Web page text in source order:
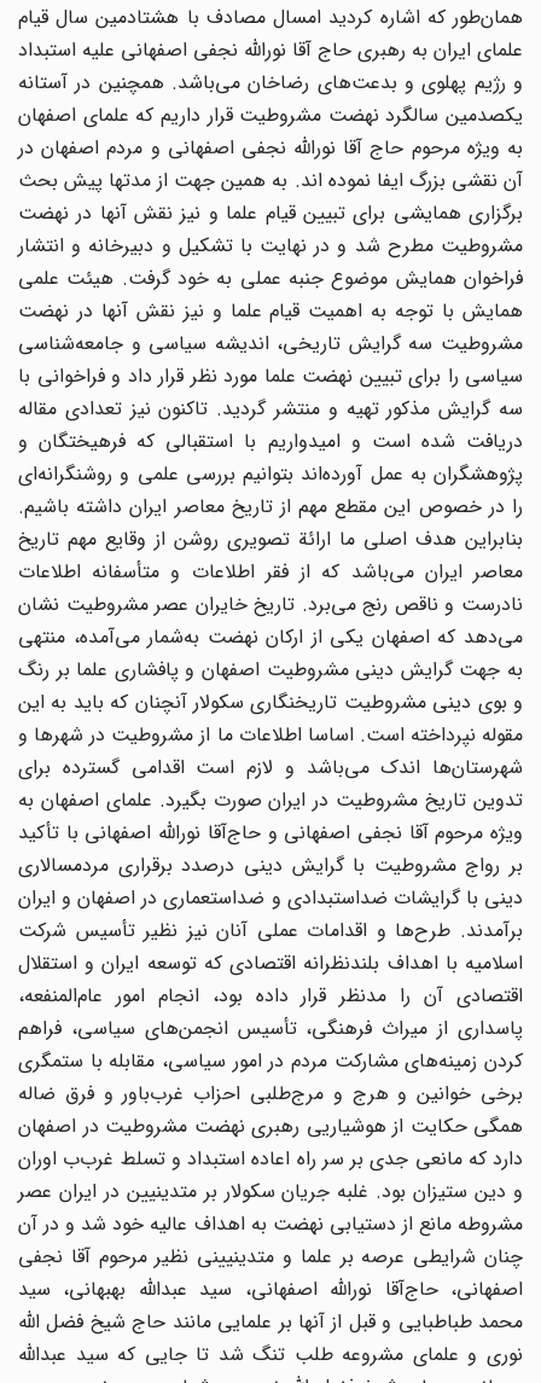
همان‌طور که اشاره کردید امسال مصادف با هشتادمین سال قیام
علماى ایران به رهبرى حاج‌ آقا نورالله نجفى ‌اصفهانى علیه استبداد
و رژیم پهلوى و بدعت‌هاى رضاخان مى‌باشد. همچنین در آستانه
یکصدمین سالگرد نهضت مشروطیت قرار داریم که علماى اصفهان
به ویژه مرحوم حاج‌ آقا نورالله نجفى‌ اصفهانى و مردم اصفهان در
آن نقشى بزرگ ایفا نموده ‌اند. به همین جهت از مدتها پیش بحث
برگزارى همایشى براى تبیین قیام علما و نیز نقش آنها در نهضت
مشروطیت مطرح شد و در نهایت با تشکیل و دبیرخانه و انتشار
فراخوان همایش موضوع جنبه عملى به خود گرفت. هیئت علمى
همایش با توجه به اهمیت قیام علما و نیز نقش آنها در نهضت
مشروطیت سه گرایش تاریخى، اندیشه سیاسى و جامعه‌شناسى
سیاسى را براى تبیین نهضت علما مورد نظر قرار داد و فراخوانى با
سه گرایش مذکور تهیه و منتشر گردید. تاکنون نیز تعدادى مقاله
دریافت شده است و امیدواریم با استقبالى که فرهیختگان و
پژوهشگران به عمل آورده‌اند بتوانیم بررسى علمى و روشنگرانه‌اى
را در خصوص این مقطع مهم از تاریخ معاصر ایران داشته باشیم.
بنابراین هدف اصلى ما ارائة تصویرى روشن از وقایع مهم تاریخ
معاصر ایران مى‌باشد که از فقر اطلاعات و متأسفانه اطلاعات
نادرست و ناقص رنج مى‌برد. تاریخ خایران عصر مشروطیت نشان
مى‌دهد که اصفهان یکى از ارکان نهضت به‌شمار مى‌آمده، منتهى
به جهت گرایش دینى مشروطیت اصفهان و پافشارى علما بر رنگ
و بوى دینى مشروطیت تاریخنگارى سکولار آنچنان که باید به این
مقوله نپرداخته است. اساسا اطلاعات ما از مشروطیت در شهرها و
شهرستان‌ها اندک مى‌باشد و لازم است اقدامى گسترده براى
تدوین تاریخ مشروطیت در ایران صورت بگیرد. علماى اصفهان به
ویژه مرحوم آقا نجفى ‌اصفهانى و حاج‌آقا نورالله اصفهانى با تأکید
بر رواج مشروطیت با گرایش دینى درصدد برقرارى مردمسالارى
دینى با گرایشات ضداستبدادى و ضداستعمارى در اصفهان و ایران
برآمدند. طرح‌ها و اقدامات عملى آنان نیز نظیر تأسیس شرکت
اسلامیه با اهداف بلندنظرانه اقتصادى که توسعه ایران و استقلال
اقتصادى آن را مدنظر قرار داده بود، انجام امور عام‌المنفعه،
پاسدارى از میراث فرهنگى، تأسیس انجمن‌هاى سیاسى، فراهم
کردن زمینه‌هاى مشارکت مردم در امور سیاسى، مقابله با ستمگرى
برخى خوانین و هرج و مرج‌طلبى احزاب غرب‌باور و فرق ضاله
همگى حکایت از هوشیاریى رهبرى نهضت مشروطیت در اصفهان
دارد که مانعى جدى بر سر راه اعاده استبداد و تسلط غرب‌ب اوران
و دین‌ ستیزان بود. غلبه جریان سکولار بر متدینیین در ایران عصر
مشروطه مانع از دستیابى نهضت به اهداف عالیه خود شد و در آن
چنان شرایطى عرصه بر علما و متدینیینى نظیر مرحوم آقا نجفى
‌اصفهانى، حاج‌آقا نورالله اصفهانى، سید عبدالله بهبهانى، سید
محمد طباطبایى و قبل از آنها بر علمایى مانند حاج شیخ فضل‌ الله
نورى و علماى مشروعه‌ طلب تنگ شد تا جایى که سید عبدالله